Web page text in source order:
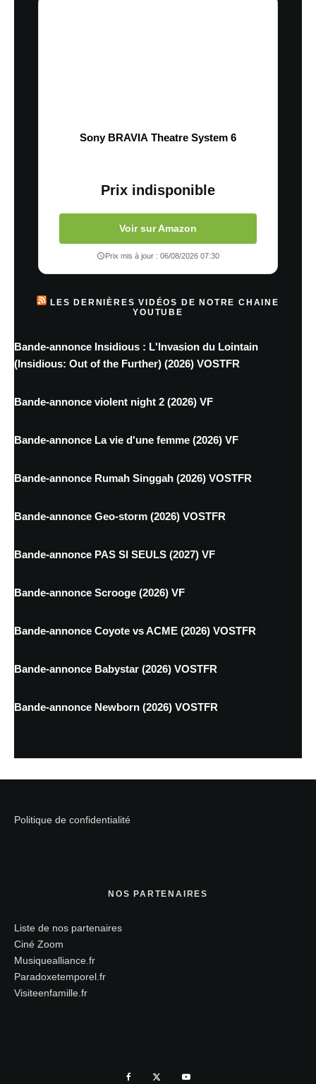
Sony BRAVIA Theatre System 6
Prix indisponible
Voir sur Amazon
Prix mis à jour : 06/08/2026 07:30
LES DERNIÈRES VIDÉOS DE NOTRE CHAINE
YOUTUBE
Bande-annonce Insidious : L'Invasion du Lointain
(Insidious: Out of the Further) (2026) VOSTFR
Bande-annonce violent night 2 (2026) VF
Bande-annonce La vie d'une femme (2026) VF
Bande-annonce Rumah Singgah (2026) VOSTFR
Bande-annonce Geo-storm (2026) VOSTFR
Bande-annonce PAS SI SEULS (2027) VF
Bande-annonce Scrooge (2026) VF
Bande-annonce Coyote vs ACME (2026) VOSTFR
Bande-annonce Babystar (2026) VOSTFR
Bande-annonce Newborn (2026) VOSTFR
Politique de confidentialité
NOS PARTENAIRES
Liste de nos partenaires
Ciné Zoom
Musiquealliance.fr
Paradoxetemporel.fr
Visiteenfamille.fr